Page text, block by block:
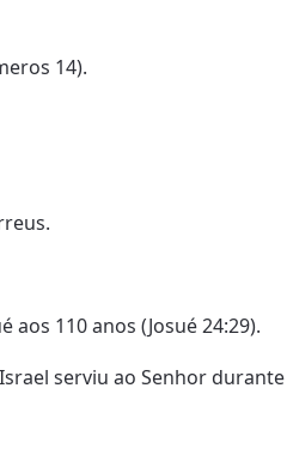
14).
110 anos (Josué 24:29).
serviu ao Senhor